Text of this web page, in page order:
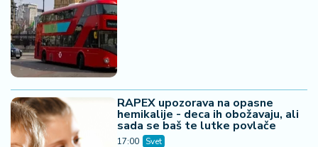
RAPEX upozorava na opasne
hemikalije - deca ih obožavaju, ali
sada se baš te lutke povlače
17:00 Svet